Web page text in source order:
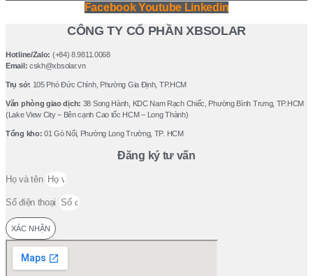
Facebook Youtube Linkedin
CÔNG TY CỔ PHẦN XBSOLAR
Hotline/Zalo: (+84) 8.9811.0068
Email: cskh@xbsolar.vn
Trụ sở: 105 Phó Ðức Chính, Phường Gia Ðịnh, TP.HCM
Văn phòng giao dịch: 38 Song Hành, KDC Nam Rạch Chiếc, Phường Bình Trưng, TP.HCM
(Lake View City – Bên cạnh Cao tốc HCM – Long Thành)
Tổng kho: 01 Gò Nổi, Phường Long Trường, TP. HCM
Đăng ký tư vấn
Họ và tên
Số điện thoại
XÁC NHẬN